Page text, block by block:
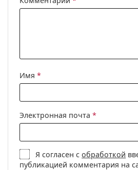
Код:
0PO3218V
Имя *
Электронная почта *
Я согласен собработкой
публикацией комментария на